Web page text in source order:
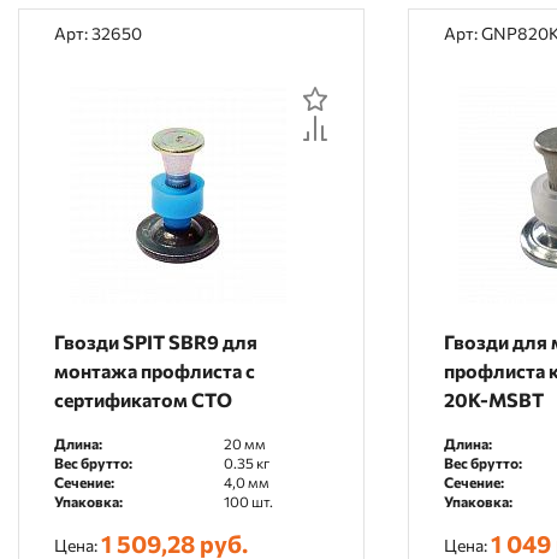
Арт: 32650
Гвозди SPIT SBR9 для
монтажа профлиста с
сертификатом СТО
Длина:
20 мм
Вес брутто:
0.35 кг
Сечение:
4,0 мм
Упаковка:
100 шт.
Цена:1 509,28 руб.
Арт:
Гвозди для
профлиста
20K-MSBT
Длина:
Вес брутто:
Сечение:
Упаковка:
Цена:1 049